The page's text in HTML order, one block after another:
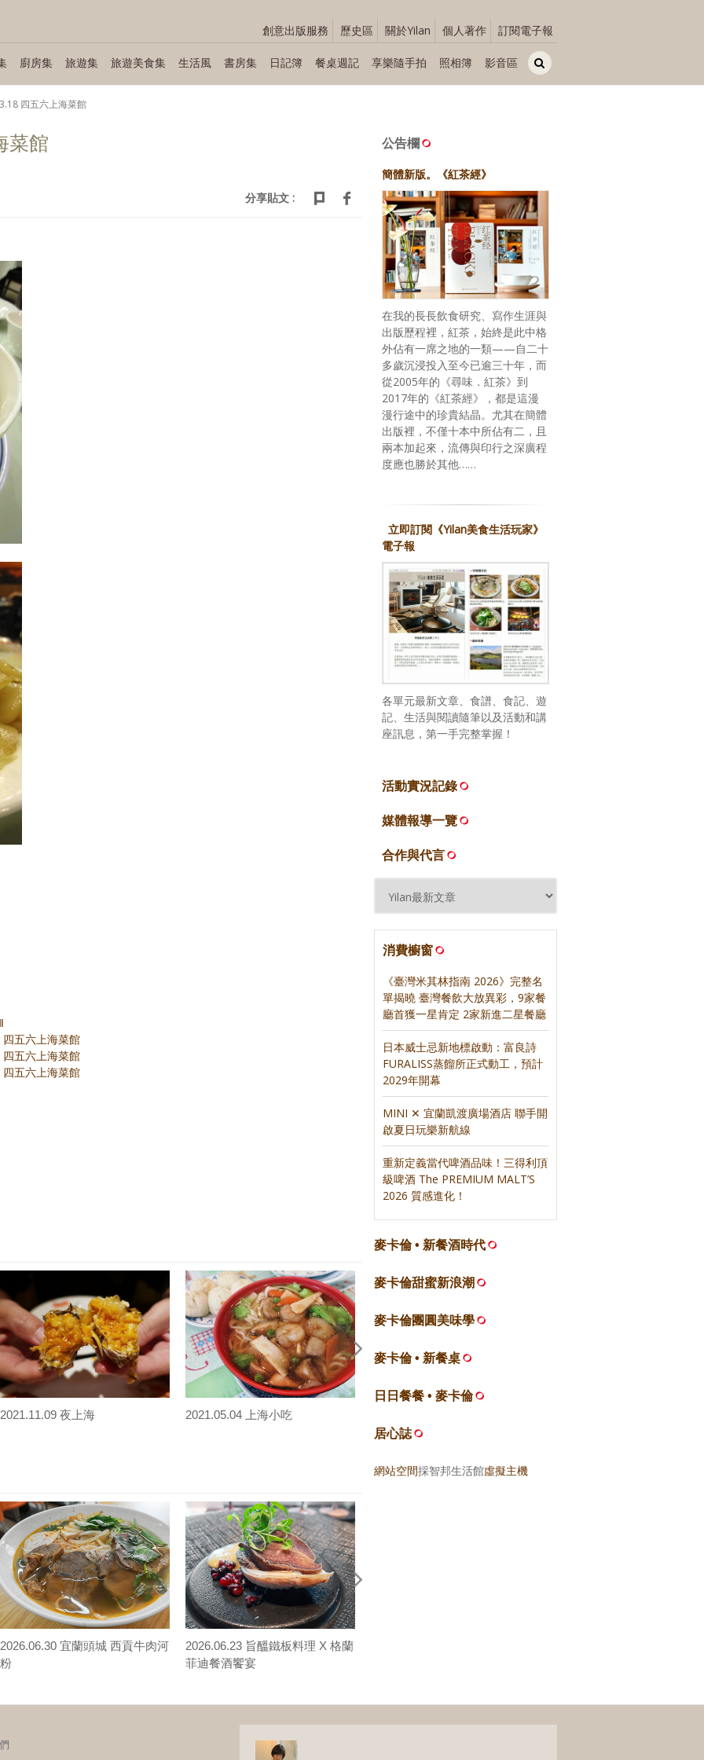
創意出版服務 歷史區 關於Yilan 個人著作 訂閱電子報
廚房集 旅遊集 旅遊美食集 生活風 書房集 日記簿 餐桌週記 享樂隨手拍 照相簿 影音區
四五六上海菜館
菜館
分享貼文 :
五六上海菜館
五六上海菜館
五六上海菜館
2021.11.09 夜上海 2021.05.04 上海小吃
2026.06.30 宜蘭頭城 西貢牛肉河
粉
2026.06.23 旨醞鐵板料理 X 格蘭
菲迪餐酒饗宴
公告欄
簡體新版。《紅茶經》
在我的長長飲食研究、寫作生涯與
出版歷程裡，紅茶，始終是此中格
外佔有一席之地的一類——自二十
多歲沉浸投入至今已逾三十年，而
從2005年的《尋味．紅茶》到
2017年的《紅茶經》，都是這漫
漫行途中的珍貴結晶。尤其在簡體
出版裡，不僅十本中所佔有二，且
兩本加起來，流傳與印行之深廣程
度應也勝於其他……
立即訂閱《Yilan美食生活玩家》
電子報
各單元最新文章、食譜、食記、遊
記、生活與閱讀隨筆以及活動和講
座訊息，第一手完整掌握！
活動實況記錄
媒體報導一覽
合作與代言
消費櫥窗
《臺灣米其林指南 2026》完整名
單揭曉 臺灣餐飲大放異彩，9家餐
廳首獲一星肯定 2家新進二星餐廳
日本威士忌新地標啟動：富良詩
FURALISS蒸餾所正式動工，預計
2029年開幕
MINI ✕ 宜蘭凱渡廣場酒店 聯手開
啟夏日玩樂新航線
重新定義當代啤酒品味！三得利頂
級啤酒 The PREMIUM MALT’S
2026 質感進化！
麥卡倫 • 新餐酒時代
麥卡倫甜蜜新浪潮
麥卡倫團圓美味學
麥卡倫 • 新餐桌
日日餐餐 • 麥卡倫
居心誌
網站空間採智邦生活館虛擬主機